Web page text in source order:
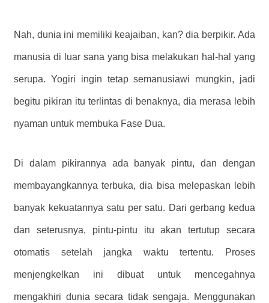
Nah, dunia ini memiliki keajaiban, kan? dia berpikir. Ada
manusia di luar sana yang bisa melakukan hal-hal yang
serupa. Yogiri ingin tetap semanusiawi mungkin, jadi
begitu pikiran itu terlintas di benaknya, dia merasa lebih
nyaman untuk membuka Fase Dua.
Di dalam pikirannya ada banyak pintu, dan dengan
membayangkannya terbuka, dia bisa melepaskan lebih
banyak kekuatannya satu per satu. Dari gerbang kedua
dan seterusnya, pintu-pintu itu akan tertutup secara
otomatis setelah jangka waktu tertentu. Proses
menjengkelkan ini dibuat untuk mencegahnya
mengakhiri dunia secara tidak sengaja. Menggunakan